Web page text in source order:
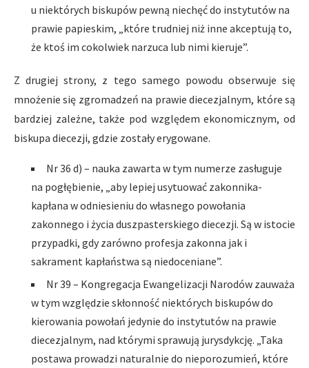
u niektórych biskupów pewną niechęć do instytutów na
prawie papieskim, „które trudniej niż inne akceptują to,
że ktoś im cokolwiek narzuca lub nimi kieruje”.
Z drugiej strony, z tego samego powodu obserwuje się
mnożenie się zgromadzeń na prawie diecezjalnym, które są
bardziej zależne, także pod względem ekonomicznym, od
biskupa diecezji, gdzie zostały erygowane.
Nr 36 d) – nauka zawarta w tym numerze zasługuje
na pogłębienie, „aby lepiej usytuować zakonnika-
kapłana w odniesieniu do własnego powołania
zakonnego i życia duszpasterskiego diecezji. Są w istocie
przypadki, gdy zarówno profesja zakonna jak i
sakrament kapłaństwa są niedoceniane”.
Nr 39 – Kongregacja Ewangelizacji Narodów zauważa
w tym względzie skłonność niektórych biskupów do
kierowania powołań jedynie do instytutów na prawie
diecezjalnym, nad którymi sprawują jurysdykcję. „Taka
postawa prowadzi naturalnie do nieporozumień, które